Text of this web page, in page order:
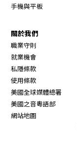
手機與平板
關於我們
職業守則
就業機會
私隱條款
使用條款
美國全球媒體總署
美國之音粵語部
網站地圖